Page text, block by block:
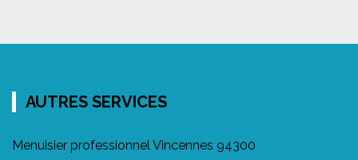
AUTRES SERVICES
Menuisier professionnel Vincennes 94300